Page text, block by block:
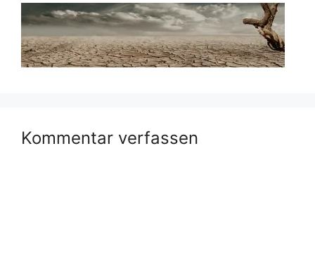
Kommentar verfassen